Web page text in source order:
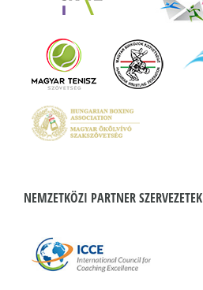
NEMZETKÖZI PARTNER SZERVEZETEK